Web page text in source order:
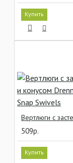
Купить
509р.
Купить